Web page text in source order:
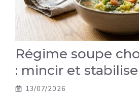
Régime soupe
: mincir et
13/07/2026